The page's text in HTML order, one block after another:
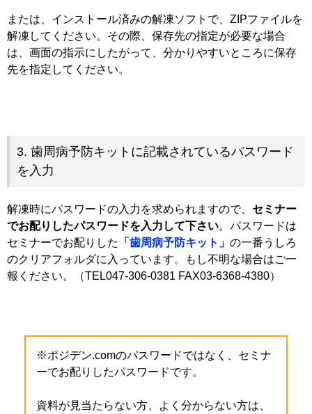
または、インストール済みの解凍ソフトで、ZIPファイルを
解凍してください。その際、保存先の指定が必要な場合
は、画面の指示にしたがって、分かりやすいところに保存
先を指定してください。
3. 歯周病予防キットに記載されているパスワード
を入力
解凍時にパスワードの入力を求められますので、 セミナー
でお配りしたパスワードを入力して下さい。パスワードは
セミナーでお配りした
「歯周病予防キット」 の一番うしろ
のクリアフォルダに入っています。もし不明な場合はご一
報ください。（TEL047-306-0381 FAX03-6368-4380）
※ポジデン.comのパスワードではなく、セミナ
ーでお配りしたパスワードです。
資料が見当たらない方、よく分からない方は、